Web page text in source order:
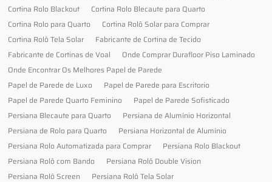
Cortina Rolo Blackout
Cortina Rolo Blecaute para Quarto
Cortina Rolo para Quarto
Cortina Rolô Solar para Comprar
Cortina Rolô Tela Solar
Fabricante de Cortina de Tecido
Fabricante de Cortinas de Voal
Onde Comprar Durafloor Piso Laminado
Onde Encontrar Os Melhores Papel de Parede
Papel de Parede de Luxo
Papel de Parede para Escritorio
Papel de Parede Quarto Feminino
Papel de Parede Sofisticado
Persiana Blecaute para Quarto
Persiana de Alumínio Horizontal
Persiana de Rolo para Quarto
Persiana Horizontal de Alumínio
Persiana Rolo Automatizada para Comprar
Persiana Rolo Blackout
Persiana Rolô com Bando
Persiana Rolô Double Vision
Persiana Rolô Screen
Persiana Rolô Tela Solar